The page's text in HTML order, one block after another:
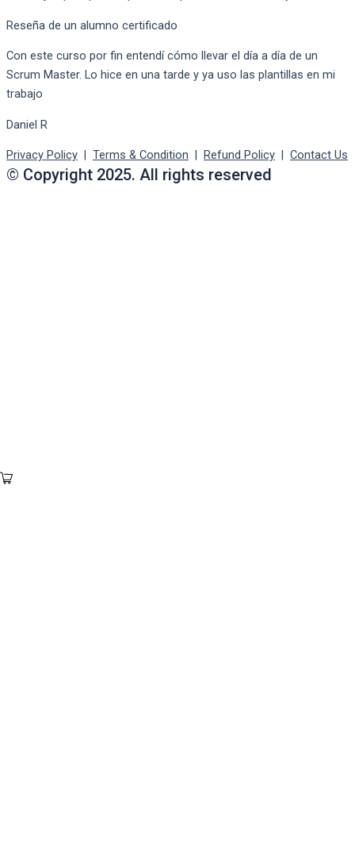
Reseña de un alumno certificado
Con este curso por fin entendí cómo llevar el día a día de un
Scrum Master. Lo hice en una tarde y ya uso las plantillas en mi
trabajo
Daniel R
Privacy Policy Terms & Condition Refund Policy Contact Us
© Copyright 2025. All rights reserved